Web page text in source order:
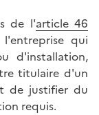
de l'article 46
l'entreprise qui
d'installation,
titulaire d'un
de justifier du
requis.